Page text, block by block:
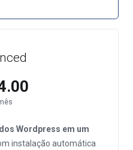
Wordpress em um
instalação automática